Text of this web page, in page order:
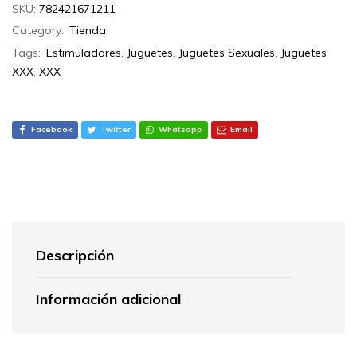
SKU: 782421671211
Category: Tienda
Tags: Estimuladores, Juguetes, Juguetes Sexuales, Juguetes
XXX, XXX
Facebook Twitter Whatsapp Email
Descripción
Información adicional